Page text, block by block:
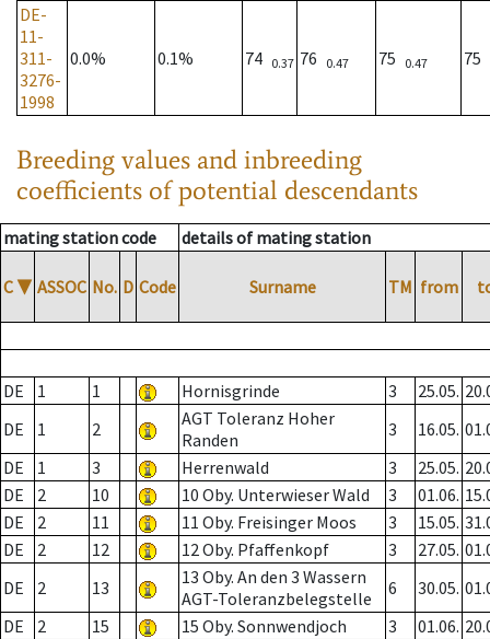
DE-
11-
311-
3276-
1998
0.0% 0.1% 74 0.37 76 0.47 75 0.47 75
Breeding values and inbreeding
coefficients of potential descendants
mating station code details of mating station
C ▼ ASSOC No. D Code Surname TM from
DE 1 1 Hornisgrinde 3 25.05.
DE
1 2
AGT Toleranz Hoher
Randen
3 16.05.
DE
1 3 Herrenwald 3 25.05.
DE
2 10 10 Oby. Unterwieser Wald 3 01.06.
DE
2 11 11 Oby. Freisinger Moos 3 15.05.
DE
2 12 12 Oby. Pfaffenkopf 3 27.05.
DE
2 13
13 Oby. An den 3 Wassern
AGT-Toleranzbelegstelle
6 30.05.
DE
2 15 15 Oby. Sonnwendjoch 3 01.06.